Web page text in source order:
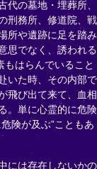
の墓地・埋葬所、
刑務所、修道院、戦
所や遺跡に足を踏み
思でなく、誘われる
もはらんでいること
いた時、その内部で
飛び出て来て、血相
。単に心霊的に危険
険が及ぶ”こともあ
には存在しないかの